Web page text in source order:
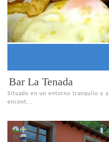
Bar La Tenada
Situado en un entorno tranquilo y
encont...